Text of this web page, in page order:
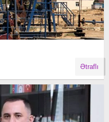
Ətraflı